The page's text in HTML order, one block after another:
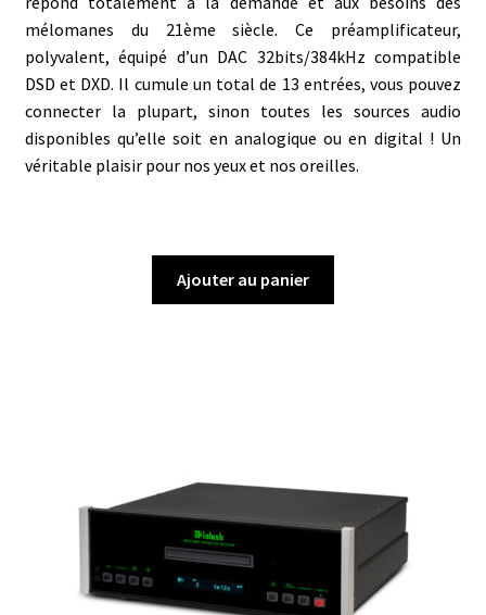
mélomanes du 21ème siècle. Ce préamplificateur,
polyvalent, équipé d’un DAC 32bits/384kHz compatible
DSD et DXD. Il cumule un total de 13 entrées, vous pouvez
connecter la plupart, sinon toutes les sources audio
disponibles qu’elle soit en analogique ou en digital ! Un
véritable plaisir pour nos yeux et nos oreilles.
Ajouter au panier